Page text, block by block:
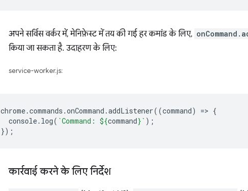
अपने सर्विस वर्कर में, मेनिफ़ेस्ट में तय की गई हर कमांड के लिए,
किया जा सकता है. उदाहरण के लिए:
service-worker.js:
chrome.commands .onCommand .addListener((command) => {
console. log( `Command: ${command} ` );
});
कार्रवाई करने के लिए निर्देश